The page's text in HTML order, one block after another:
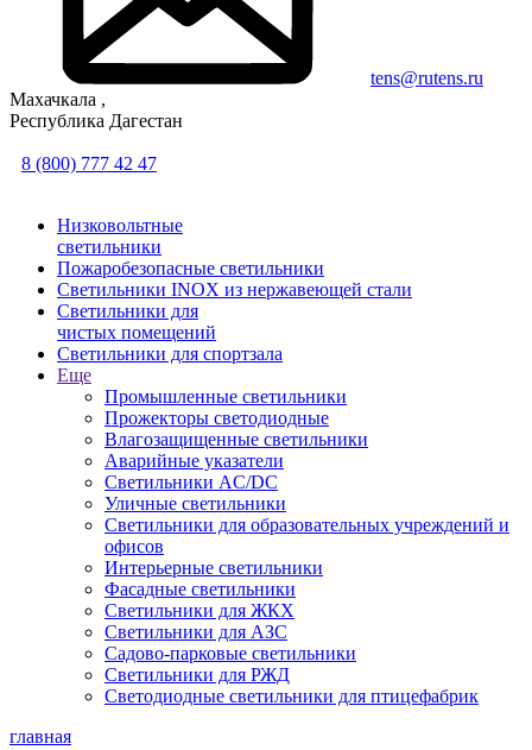
tens@rutens.ru
Махачкала ,
Республика Дагестан
8 (800) 777 42 47
Низковольтные
светильники
Пожаробезопасные светильники
Светильники INOX из нержавеющей стали
Светильники для
чистых помещений
Светильники для спортзала
Еще
Промышленные светильники
Прожекторы светодиодные
Влагозащищенные светильники
Аварийные указатели
Светильники AC/DC
Уличные светильники
Светильники для образовательных учреждений и
офисов
Интерьерные светильники
Фасадные светильники
Светильники для ЖКХ
Светильники для АЗС
Садово-парковые светильники
Светильники для РЖД
Светодиодные светильники для птицефабрик
главная